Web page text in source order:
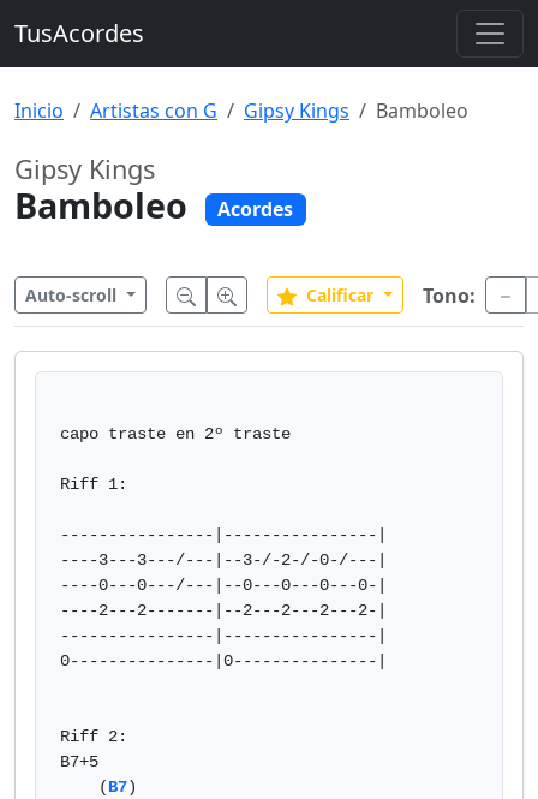
TusAcordes
Inicio Artistas con G Gipsy Kings Bamboleo
Gipsy Kings
Bamboleo Acordes
Auto-scroll Calificar Tono:
capo traste en 2º traste
Riff 1:
----------------|----------------|
----3---3---/---|--3-/-2-/-0-/---|
----0---0---/---|--0---0---0---0-|
----2---2-------|--2---2---2---2-|
----------------|----------------|
0---------------|0---------------|
Riff 2:
B7+5
    (
B7)